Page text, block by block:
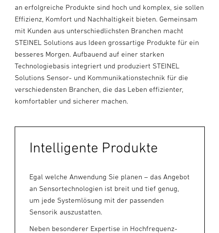
an erfolgreiche Produkte sind hoch und komplex, sie sollen
Effizienz, Komfort und Nachhaltigkeit bieten. Gemeinsam
mit Kunden aus unterschiedlichsten Branchen macht
STEINEL Solutions aus Ideen grossartige Produkte für ein
besseres Morgen. Aufbauend auf einer starken
Technologiebasis integriert und produziert STEINEL
Solutions Sensor- und Kommunikationstechnik für die
verschiedensten Branchen, die das Leben effizienter,
komfortabler und sicherer machen.
Intelligente Produkte
Egal welche Anwendung Sie planen – das Angebot
an Sensortechnologien ist breit und tief genug,
um jede Systemlösung mit der passenden
Sensorik auszustatten.
Neben besonderer Expertise in Hochfrequenz-